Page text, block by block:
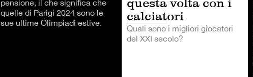
pensione, il che significa che
quelle di Parigi 2024 sono le
sue ultime Olimpiadi estive.
calciatori
Quali sono i migliori giocatori
del XXI secolo?